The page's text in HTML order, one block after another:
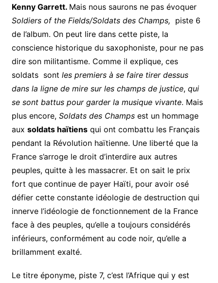
Kenny Garrett. Mais nous saurons ne pas évoquer
Soldiers of the Fields/Soldats des Champs, piste 6
de l’album. On peut lire dans cette piste, la
conscience historique du saxophoniste, pour ne pas
dire son militantisme. Comme il explique, ces
soldats sont les premiers à se faire tirer dessus
dans la ligne de mire sur les champs de justice, qui
se sont battus pour garder la musique vivante. Mais
plus encore, Soldats des Champsest un hommage
aux soldats haïtiensqui ont combattu les Français
pendant la Révolution haïtienne. Une liberté que la
France s’arroge le droit d’interdire aux autres
peuples, quitte à les massacrer. Et on sait le prix
fort que continue de payer Haïti, pour avoir osé
défier cette constante idéologie de destruction qui
innerve l’idéologie de fonctionnement de la France
face à des peuples, qu’elle a toujours considérés
inférieurs, conformément au code noir, qu’elle a
brillamment exalté.
Le titre éponyme, piste 7, c’est l’Afrique qui y est